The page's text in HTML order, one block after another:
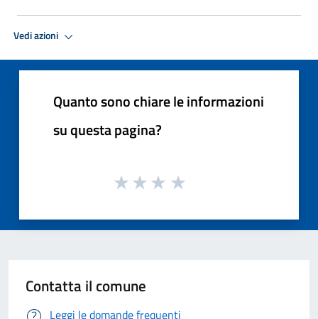
Vedi azioni
Quanto sono chiare le informazioni
su questa pagina?
Contatta il comune
Leggi le domande frequenti